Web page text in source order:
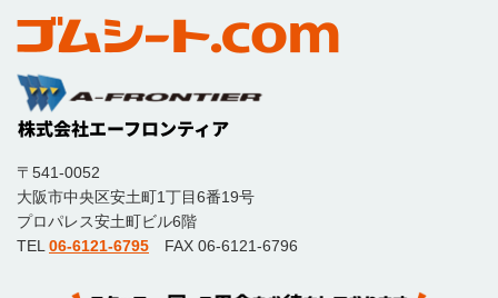
〒541-0052
大阪市中央区安土町1丁目6番19号
プロパレス安土町ビル6階
TEL 06-6121-6795 FAX 06-6121-6796